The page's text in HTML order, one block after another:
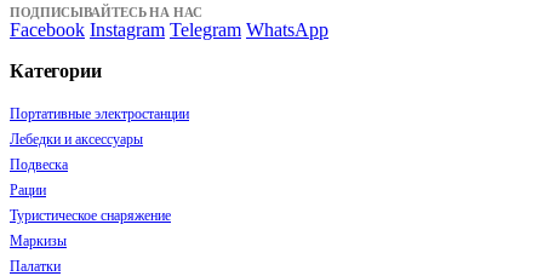
ПОДПИСЫВАЙТЕСЬ НА НАС
Facebook Instagram Telegram WhatsApp
Категории
Портативные электростанции
Лебедки и аксессуары
Подвеска
Рации
Туристическое снаряжение
Маркизы
Палатки